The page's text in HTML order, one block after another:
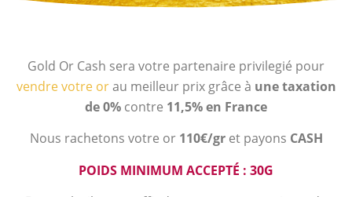
Gold Or Cash sera votre partenaire privilegié pour
vendre votre orau meilleur prix grâce à une taxation
de 0% contre 11,5% en France
Nous rachetons votre or 110€/gr et payons CASH
POIDS MINIMUM ACCEPTÉ : 30G